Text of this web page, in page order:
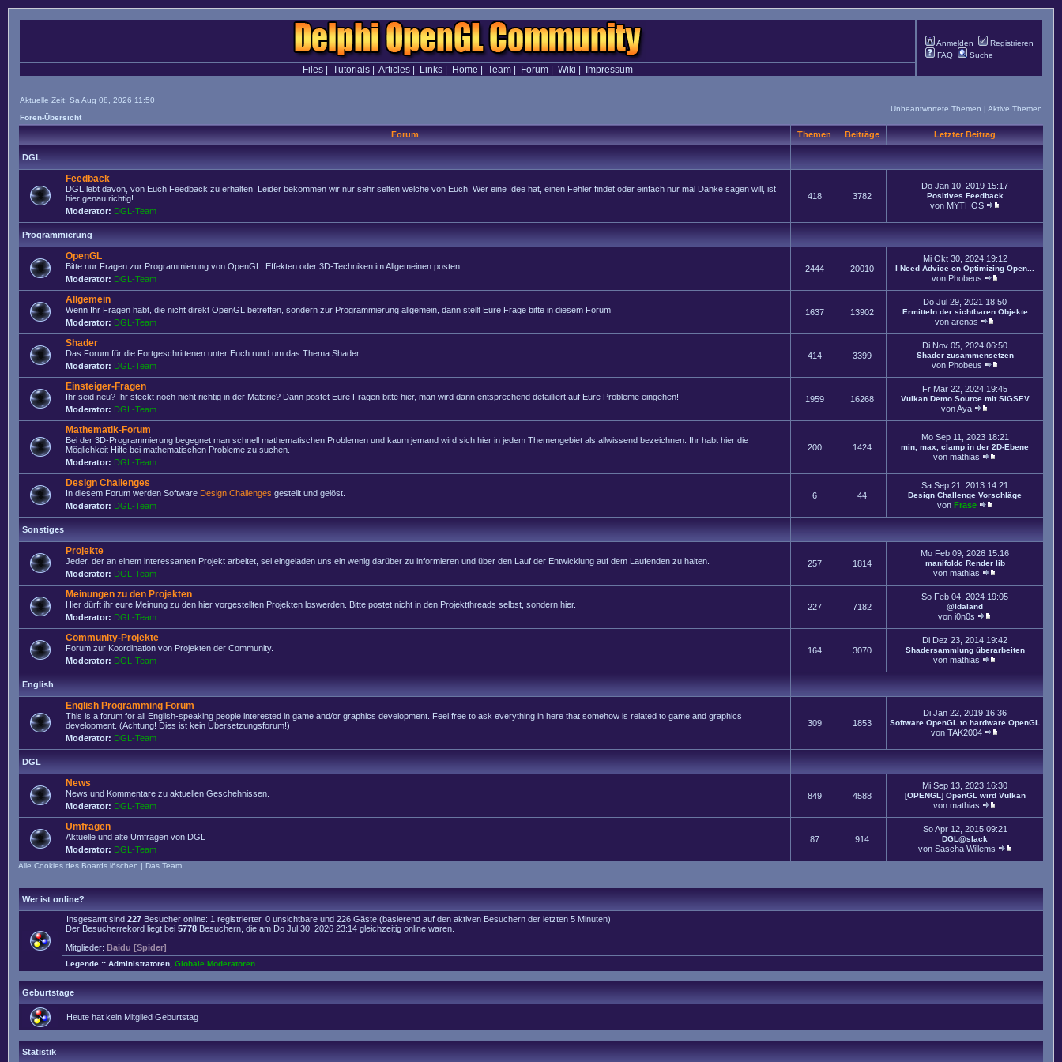
Anmelden
Registrieren
FAQ
Suche
Files| Tutorials| Articles| Links| Home Team| Forum| Wiki Impressum
Aktuelle Zeit: Sa Aug 08, 2026 11:50
Foren-Übersicht
Unbeantwortete Themen | Aktive Themen
Forum Themen Beiträge Letzter Beitrag
DGL
Feedback
DGL lebt davon, von Euch Feedback zu erhalten. Leider bekommen wir nur sehr selten welche von Euch! Wer eine Idee hat, einen Fehler findet oder einfach nur mal Danke sagen will, ist
hier genau richtig!
Moderator: DGL-Team
418 3782
Do Jan 10, 2019 15:17
Positives Feedback
von MYTHOS
Programmierung
OpenGL
Bitte nur Fragen zur Programmierung von OpenGL, Effekten oder 3D-Techniken im Allgemeinen posten.
Moderator: DGL-Team
2444 20010
Mi Okt 30, 2024 19:12
I Need Advice on Optimizing Open...
von Phobeus
Allgemein
Wenn Ihr Fragen habt, die nicht direkt OpenGL betreffen, sondern zur Programmierung allgemein, dann stellt Eure Frage bitte in diesem Forum
Moderator: DGL-Team
1637 13902
Do Jul 29, 2021 18:50
Ermitteln der sichtbaren Objekte
von arenas
Shader
Das Forum für die Fortgeschrittenen unter Euch rund um das Thema Shader.
Moderator: DGL-Team
414 3399
Di Nov 05, 2024 06:50
Shader zusammensetzen
von Phobeus
Einsteiger-Fragen
Ihr seid neu? Ihr steckt noch nicht richtig in der Materie? Dann postet Eure Fragen bitte hier, man wird dann entsprechend detailliert auf Eure Probleme eingehen!
Moderator: DGL-Team
1959 16268
Fr Mär 22, 2024 19:45
Vulkan Demo Source mit SIGSEV
vonAya
Mathematik-Forum
Bei der 3D-Programmierung begegnet man schnell mathematischen Problemen und kaum jemand wird sich hier in jedem Themengebiet als allwissend bezeichnen. Ihr habt hier die
Möglichkeit Hilfe bei mathematischen Probleme zu suchen.
Moderator: DGL-Team
200 1424
Mo Sep 11, 2023 18:21
min, max, clamp in der 2D-Ebene
von mathias
Design Challenges
In diesem Forum werden Software Design Challenges gestellt und gelöst.
Moderator: DGL-Team
6 44
Sa Sep 21, 2013 14:21
Design Challenge Vorschläge
von Frase
Sonstiges
Projekte
Jeder, der an einem interessanten Projekt arbeitet, sei eingeladen uns ein wenig darüber zu informieren und über den Lauf der Entwicklung auf dem Laufenden zu halten.
Moderator: DGL-Team
257 1814
Mo Feb 09, 2026 15:16
manifoldc Render lib
von mathias
Meinungen zu den Projekten
Hier dürft ihr eure Meinung zu den hier vorgestellten Projekten loswerden. Bitte postet nicht in den Projektthreads selbst, sondern hier.
Moderator: DGL-Team
227 7182
So Feb 04, 2024 19:05
@Idaland
von i0n0s
Community-Projekte
Forum zur Koordination von Projekten der Community.
Moderator: DGL-Team
164 3070
Di Dez 23, 2014 19:42
Shadersammlung überarbeiten
von mathias
English
English Programming Forum
This is a forum for all English-speaking people interested in game and/or graphics development. Feel free to ask everything in here that somehow is related to game and graphics
development. (Achtung! Dies ist kein Übersetzungsforum!)
Moderator: DGL-Team
309 1853
Di Jan 22, 2019 16:36
Software OpenGL to hardware OpenGL
von TAK2004
DGL
News
News und Kommentare zu aktuellen Geschehnissen.
Moderator: DGL-Team
849 4588
Mi Sep 13, 2023 16:30
[OPENGL] OpenGL wird Vulkan
von mathias
Umfragen
Aktuelle und alte Umfragen von DGL
Moderator: DGL-Team
87 914
So Apr 12, 2015 09:21
DGL@slack
von Sascha Willems
Alle Cookies des Boards löschen | Das Team
Wer ist online?
Insgesamt sind 227 Besucher online: 1 registrierter, 0 unsichtbare und 226 Gäste (basierend auf den aktiven Besuchern der letzten 5 Minuten)
Der Besucherrekord liegt bei 5778 Besuchern, die am Do Jul 30, 2026 23:14 gleichzeitig online waren.
Mitglieder: Baidu [Spider]
Legende :: Administratoren Globale Moderatoren
Geburtstage
Heute hat kein Mitglied Geburtstag
Statistik